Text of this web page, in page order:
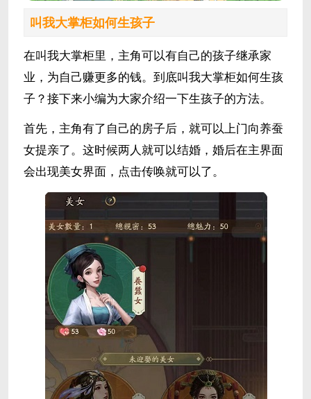
叫我大掌柜如何生孩子
在叫我大掌柜里，主角可以有自己的孩子继承家
业，为自己赚更多的钱。到底叫我大掌柜如何生孩
子？接下来小编为大家介绍一下生孩子的方法。
首先，主角有了自己的房子后，就可以上门向养蚕
女提亲了。这时候两人就可以结婚，婚后在主界面
会出现美女界面，点击传唤就可以了。